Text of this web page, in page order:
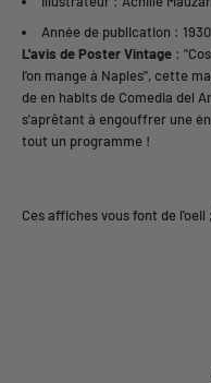
Année de publication : 1930
L'avis de Poster Vintage :
l'on mange à Naples", cette
de en habits de Comedia del
s'aprêtant à engouffrer une
tout un programme !